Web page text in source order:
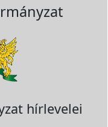
hírlevelei